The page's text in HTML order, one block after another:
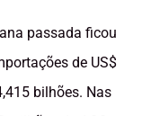
passada ficou
de US$
bilhões. Nas